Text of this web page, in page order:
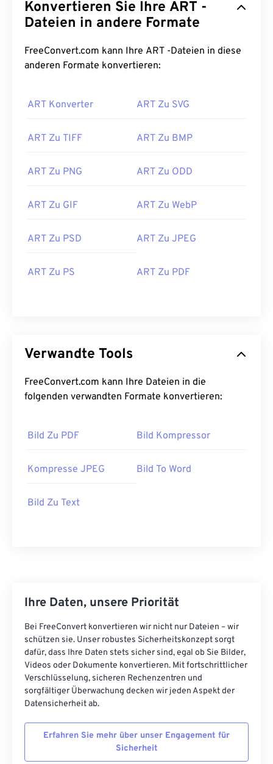
Konvertieren Sie Ihre ART -
Dateien in andere Formate
FreeConvert.com kann Ihre ART -Dateien in diese
anderen Formate konvertieren:
ART Konverter ART Zu SVG
ART Zu TIFF ART Zu BMP
ART Zu PNG ART Zu ODD
ART Zu GIF ART Zu WebP
ART Zu PSD ART Zu JPEG
ART Zu PS ART Zu PDF
Verwandte Tools
FreeConvert.com kann Ihre Dateien in die
folgenden verwandten Formate konvertieren:
Bild Zu PDF Bild Kompressor
Kompresse JPEG Bild To Word
Bild Zu Text
Ihre Daten, unsere Priorität
Bei FreeConvert konvertieren wir nicht nur Dateien – wir
schützen sie. Unser robustes Sicherheitskonzept sorgt
dafür, dass Ihre Daten stets sicher sind, egal ob Sie Bilder,
Videos oder Dokumente konvertieren. Mit fortschrittlicher
Verschlüsselung, sicheren Rechenzentren und
sorgfältiger Überwachung decken wir jeden Aspekt der
Datensicherheit ab.
Erfahren Sie mehr über unser Engagement für
Sicherheit